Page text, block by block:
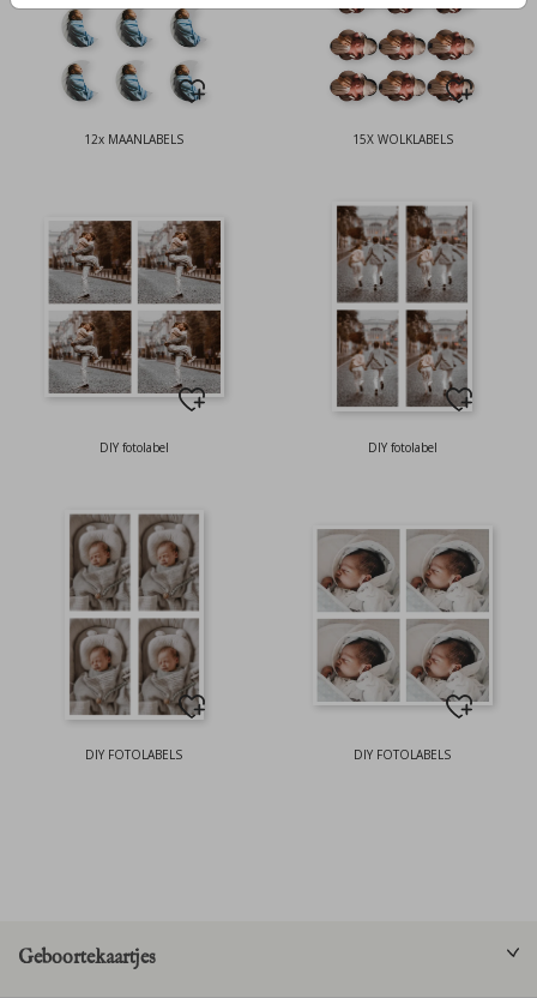
12x MAANLABELS 15X WOLKLABELS
DIY fotolabel DIY fotolabel
DIY FOTOLABELS DIY FOTOLABELS
Geboortekaartjes